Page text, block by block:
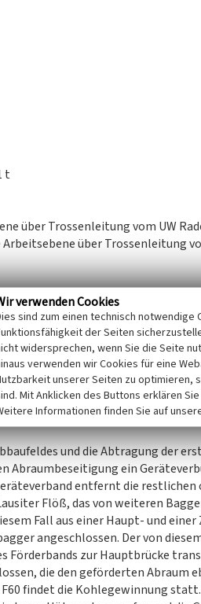
t
über Trossenleitung vom UW
über Trossenleitung
HAE, KAE
Leitstand F60 zusammengeführt
zur kontinuierlichen
und die Abtragung der
ein
entfernt die restlichen
Flöß, das von weiteren
Fall aus einer Haupt- und
angeschlossen. Der von
Förderbands zur Hauptbrücke
die den geförderten Abraum
findet die Kohlegewinnung
verwenden Cookies
sind zum einen technisch notwendige
der Seiten
widersprechen, wenn Sie die Seite
verwenden wir Cookies für eine
unserer Seiten zu optimieren,
Mit Anklicken des Buttons erklären
Informationen finden Sie auf